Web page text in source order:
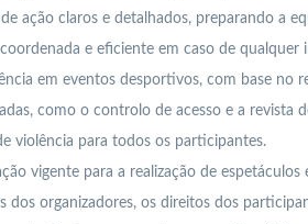
ação claros e detalhados, preparando a
e eficiente em caso de qualquer
em eventos desportivos, com base no
como o controlo de acesso e a revista
violência para todos os participantes.
vigente para a realização de
dos organizadores, os direitos dos